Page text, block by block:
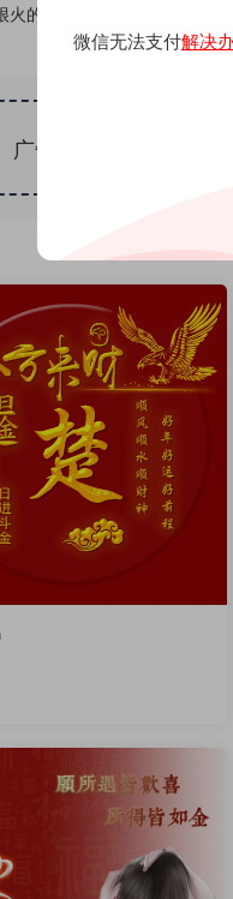
的签
637头像psd素材源
广告位招租
微信无法支付解决